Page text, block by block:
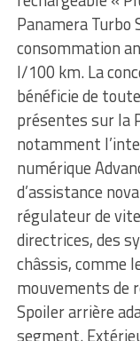
Panamera Turbo
consommation
l/100 km. La
bénéficie de
présentes sur la
notamment
numérique
d’assistance
régulateur de
directrices, des
châssis, comme
mouvements de
Spoiler arrière
segment.